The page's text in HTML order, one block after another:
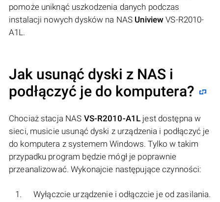
pomoże uniknąć uszkodzenia danych podczas
instalacji nowych dysków na NAS Uniview VS-R2010-
A1L.
Jak usunąć dyski z NAS i
podłączyć je do komputera?
Chociaż stacja NAS VS-R2010-A1L jest dostępna w
sieci, musicie usunąć dyski z urządzenia i podłączyć je
do komputera z systemem Windows. Tylko w takim
przypadku program będzie mógł je poprawnie
przeanalizować. Wykonajcie następujące czynności:
Wyłączcie urządzenie i odłączcie je od zasilania.